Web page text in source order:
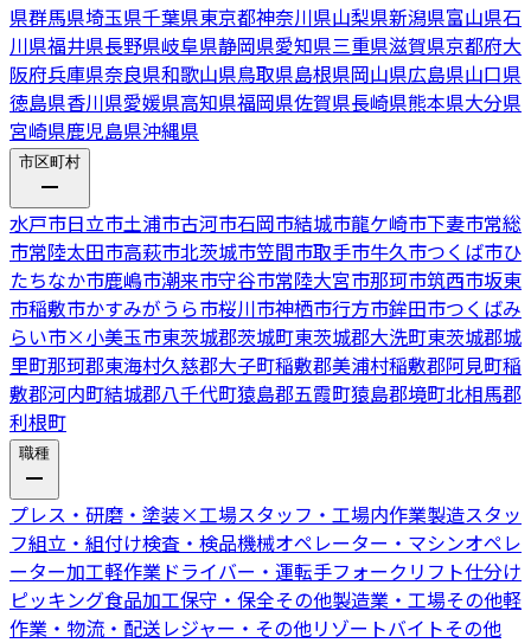
県群馬県埼玉県千葉県東京都神奈川県山梨県新潟県富山県石
川県福井県長野県岐阜県静岡県愛知県三重県滋賀県京都府大
阪府兵庫県奈良県和歌山県鳥取県島根県岡山県広島県山口県
徳島県香川県愛媛県高知県福岡県佐賀県長崎県熊本県大分県
宮崎県鹿児島県沖縄県
市区町村
水戸市日立市土浦市古河市石岡市結城市龍ケ崎市下妻市常総
市常陸太田市高萩市北茨城市笠間市取手市牛久市つくば市ひ
たちなか市鹿嶋市潮来市守谷市常陸大宮市那珂市筑西市坂東
市稲敷市かすみがうら市桜川市神栖市行方市鉾田市つくばみ
らい市×小美玉市東茨城郡茨城町東茨城郡大洗町東茨城郡城
里町那珂郡東海村久慈郡大子町稲敷郡美浦村稲敷郡阿見町稲
敷郡河内町結城郡八千代町猿島郡五霞町猿島郡境町北相馬郡
利根町
職種
プレス・研磨・塗装×工場スタッフ・工場内作業製造スタッ
フ組立・組付け検査・検品機械オペレーター・マシンオペレ
ーター加工軽作業ドライバー・運転手フォークリフト仕分け
ピッキング食品加工保守・保全その他製造業・工場その他軽
作業・物流・配送レジャー・その他リゾートバイトその他